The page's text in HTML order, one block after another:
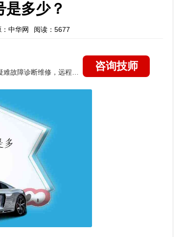
是多少？
中华网 阅读：5677
咨询技师